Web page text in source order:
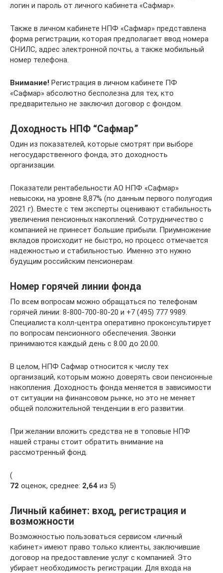
логин и пароль от личного кабинета «Сафмар».
Также в личном кабинете НПФ «Сафмар» представлена
форма регистрации, которая предполагает ввод номера
СНИЛС, адрес электронной почты, а также мобильный
номер телефона.
Внимание! Регистрация в личном кабинете ПФ
«Сафмар» абсолютно бесполезна для тех, кто
предварительно не заключил договор с фондом.
Доходность НПФ “Сафмар”
Один из показателей, которые смотрят при выборе
негосударственного фонда, это доходность
организации.
Показатели рентабельности АО НПФ «Сафмар»
невысоки, на уровне 8,87% (по данным первого полугодия
2021 г). Вместе с тем эксперты оценивают стабильность
увеличения пенсионных накоплений. Сотрудничество с
компанией не принесет большие прибыли. Приумножение
вкладов происходит не быстро, но процесс отмечается
надежностью и стабильностью. Именно это нужно
будущим российским пенсионерам.
Номер горячей линии фонда
По всем вопросам можно обращаться по телефонам
горячей линии: 8-800-700-80-20 и +7 (495) 777 9989.
Специалиста колл-центра оперативно проконсультирует
по вопросам пенсионного обеспечения. Звонки
принимаются каждый день с 8.00 до 20.00.
В целом, НПФ Сафмар относится к числу тех
организаций, которым можно доверять свои пенсионные
накопления. Доходность фонда меняется в зависимости
от ситуации на финансовом рынке, но это не меняет
общей положительной тенденции в его развитии.
При желании вложить средства не в топовые НПФ
нашей страны стоит обратить внимание на
рассмотренный фонд.
(
72 оценок, среднее: 2,64 из 5)
Личный кабинет: вход, регистрация и
возможности
Возможностью пользоваться сервисом «личный
кабинет» имеют право только клиенты, заключившие
договор на предоставление услуг с компанией. Это
убирает необходимость регистрации. Для входа на